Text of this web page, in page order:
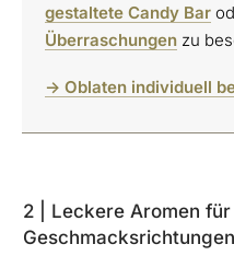
gestaltete Candy Bar
Überraschungen zu
-> Oblaten individuell
2 | Leckere Aromen
Geschmacksrichtungen